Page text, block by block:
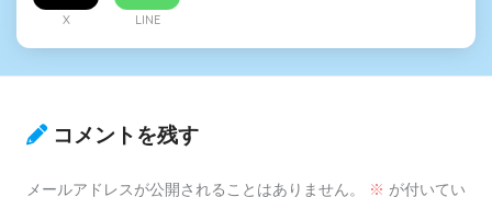
X LINE
コメントを残す
メールアドレスが公開されることはありません。 ※ が付いてい